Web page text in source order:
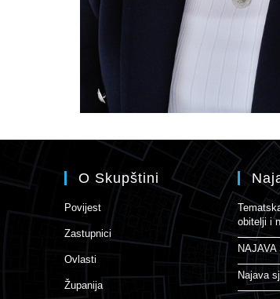
O Skupštini
Povijest
Zastupnici
Ovlasti
Županija
obitelji i
Najava